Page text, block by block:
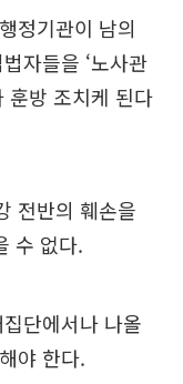
정기관이 남의
자들을 ‘노사관
훈방 조치케 된다
전반의 훼손을
수 없다.
단에서나 나올
야 한다.